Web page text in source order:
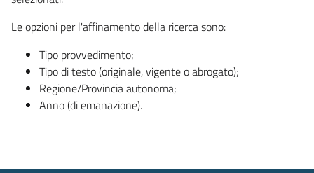
Le opzioni per l'affinamento della ricerca sono:
Tipo provvedimento;
Tipo di testo (originale, vigente o abrogato);
Regione/Provincia autonoma;
Anno (di emanazione).